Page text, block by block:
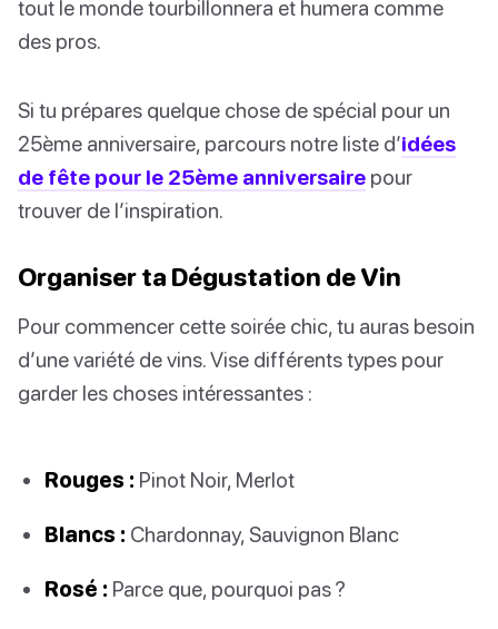
tout le monde tourbillonnera et humera comme
des pros.
Si tu prépares quelque chose de spécial pour un
25ème anniversaire, parcours notre liste d’idées
de fête pour le 25ème anniversaire pour
trouver de l’inspiration.
Organiser ta Dégustation de Vin
Pour commencer cette soirée chic, tu auras besoin
d’une variété de vins. Vise différents types pour
garder les choses intéressantes :
Rouges : Pinot Noir, Merlot
Blancs : Chardonnay, Sauvignon Blanc
Rosé : Parce que, pourquoi pas ?